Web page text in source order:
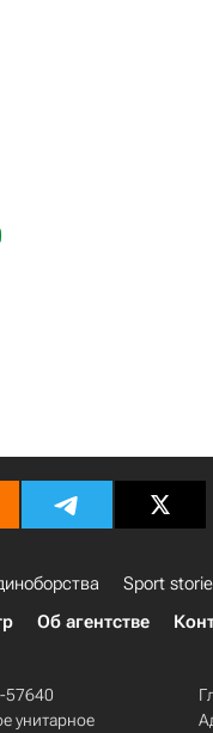
Sport
Об агентстве
57640
унитарное